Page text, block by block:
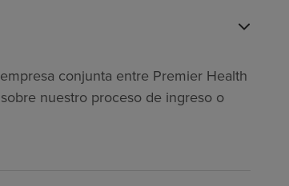
conjunta entre Premier Health
nuestro proceso de ingreso o